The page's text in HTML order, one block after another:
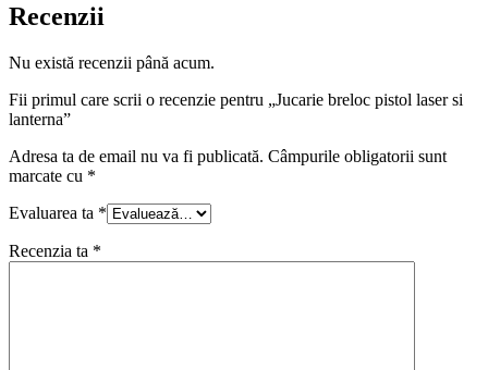
Recenzii
Nu există recenzii până acum.
Fii primul care scrii o recenzie pentru „Jucarie breloc pistol laser si
lanterna”
Adresa ta de email nu va fi publicată. Câmpurile obligatorii sunt
marcate cu *
Evaluarea ta *
Recenzia ta *